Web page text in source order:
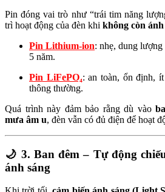
Pin đóng vai trò như “trái tim năng
trì hoạt động của đèn khi không còn
Pin Lithium-ion: nhẹ, dung
5 năm.
Pin LiFePO₄: an toàn, ổn định,
thông thường.
Quá trình này đảm bảo rằng dù vào
mưa âm u, đèn vẫn có đủ điện để hoạt
🌙 3. Ban đêm – Tự động
ánh sáng